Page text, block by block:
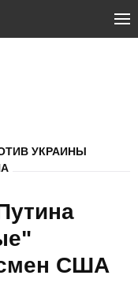
УКРАИНЫ
США